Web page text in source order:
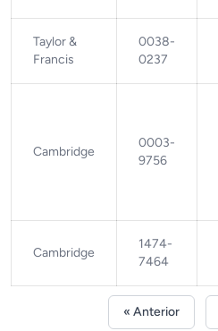
Taylor &
Francis
0038-
0237
Cambridge
0003-
9756
Cambridge
1474-
7464
« Anterior